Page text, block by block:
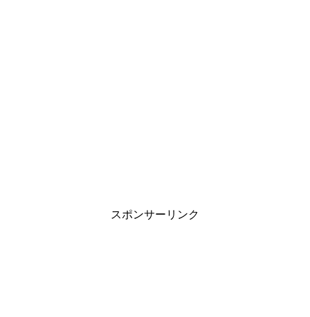
スポンサーリンク